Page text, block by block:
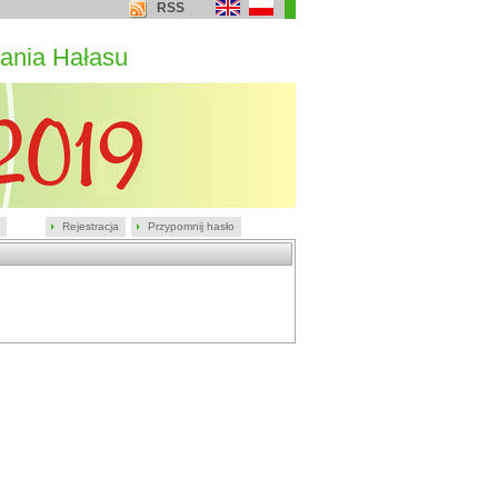
Rejestracja Przypomnij hasło
RSS
Hałasu